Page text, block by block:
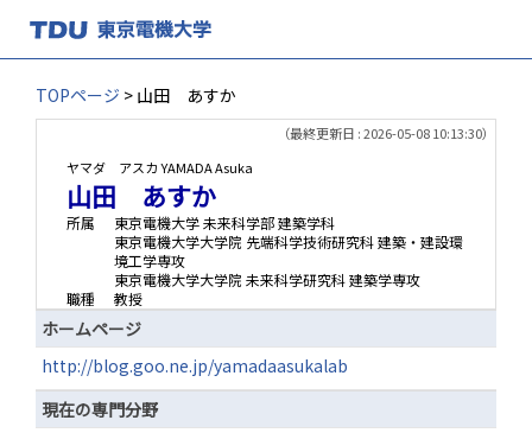
TOPページ > 山田 あすか
（最終更新日 : 2026-05-08 10:13:30）
ヤマダ アスカ YAMADA Asuka
山田 あすか
所属
東京電機大学 未来科学部 建築学科
東京電機大学大学院 先端科学技術研究科 建築・建設環
境工学専攻
東京電機大学大学院 未来科学研究科 建築学専攻
職種
教授
ホームページ
http://blog.goo.ne.jp/yamadaasukalab
現在の専門分野